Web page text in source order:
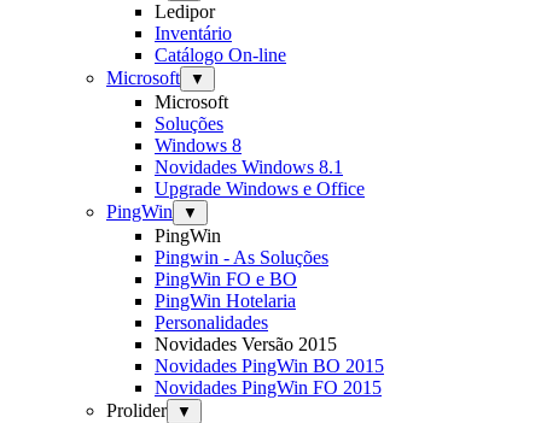
Ledipor
Inventário
Catálogo On-line
Microsoft
▼
Microsoft
Soluções
Windows 8
Novidades Windows 8.1
Upgrade Windows e Office
PingWin
▼
PingWin
Pingwin - As Soluções
PingWin FO e BO
PingWin Hotelaria
Personalidades
Novidades Versão 2015
Novidades PingWin BO 2015
Novidades PingWin FO 2015
Prolider
▼